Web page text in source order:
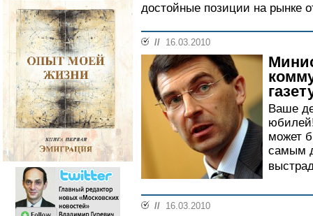
достойные позиции на рынке
// 16.03.2010
Ваше
может
самым
// 16.03.2010